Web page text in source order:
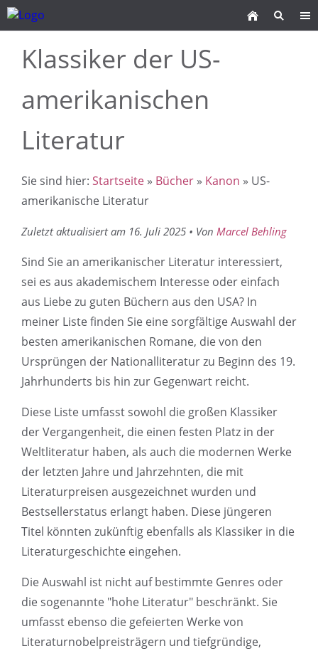
Klassiker der US-
amerikanischen
Literatur
Sie sind hier: Startseite » Bücher » Kanon » US-
amerikanische Literatur
Zuletzt aktualisiert am 16. Juli 2025 • Von Marcel Behling
Sind Sie an amerikanischer Literatur interessiert,
sei es aus akademischem Interesse oder einfach
aus Liebe zu guten Büchern aus den USA? In
meiner Liste finden Sie eine sorgfältige Auswahl der
besten amerikanischen Romane, die von den
Ursprüngen der Nationalliteratur zu Beginn des 19.
Jahrhunderts bis hin zur Gegenwart reicht.
Diese Liste umfasst sowohl die großen Klassiker
der Vergangenheit, die einen festen Platz in der
Weltliteratur haben, als auch die modernen Werke
der letzten Jahre und Jahrzehnten, die mit
Literaturpreisen ausgezeichnet wurden und
Bestsellerstatus erlangt haben. Diese jüngeren
Titel könnten zukünftig ebenfalls als Klassiker in die
Literaturgeschichte eingehen.
Die Auswahl ist nicht auf bestimmte Genres oder
die sogenannte "hohe Literatur" beschränkt. Sie
umfasst ebenso die gefeierten Werke von
Literaturnobelpreisträgern und tiefgründige,